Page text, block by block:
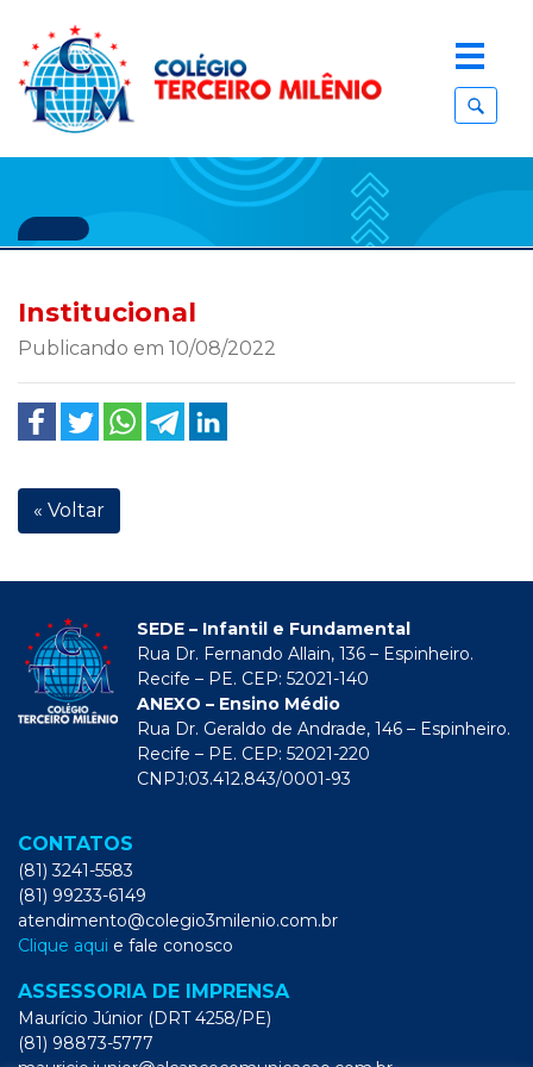
Institucional
Publicando em 10/08/2022
« Voltar
SEDE – Infantil e Fundamental
Rua Dr. Fernando Allain, 136 – Espinheiro.
Recife – PE. CEP: 52021-140
ANEXO – Ensino Médio
Rua Dr. Geraldo de Andrade, 146 – Espinheiro.
Recife – PE. CEP: 52021-220
CNPJ:03.412.843/0001-93
CONTATOS
(81) 3241-5583
(81) 99233-6149
atendimento@colegio3milenio.com.br
Clique aqui e fale conosco
ASSESSORIA DE IMPRENSA
Maurício Júnior (DRT 4258/PE)
(81) 98873-5777